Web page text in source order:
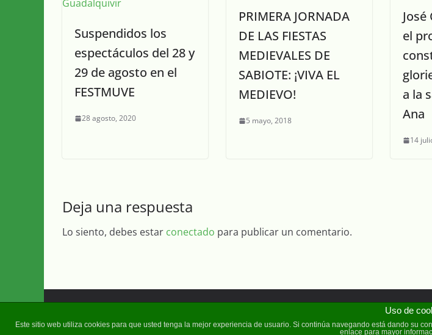
Suspendidos los
espectáculos del 28 y
29 de agosto en el
FESTMUVE
28 agosto, 2020
PRIMERA JORNADA
DE LAS FIESTAS
MEDIEVALES DE
SABIOTE: ¡VIVA EL
MEDIEVO!
5 mayo, 2018
el
a la
Ana
14
Deja una respuesta
Lo siento, debes estar conectado para publicar un comentario.
Uso de
Este sitio web utiliza cookies para que usted tenga la mejor experiencia de usuario. Si continúa navegando está dando su
enlace para mayor